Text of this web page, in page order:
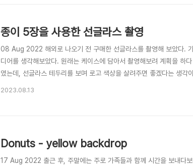
종이 5장을 사용한 선글라스 촬영
08 Aug 2022 해외로 나오기 전 구매한 선글라스를 촬영해 보았다.
디어를 생각해보았다. 원래는 케이스에 담아서 촬영해보려 계획을 하
였는데, 선글라스 테두리를 보며 로고 색상을 살려주면 좋겠다는 생
2023.08.13
Donuts - yellow backdrop
17 Aug 2022 출근 후, 주말에는 주로 가족들과 함께 시간을 보내다